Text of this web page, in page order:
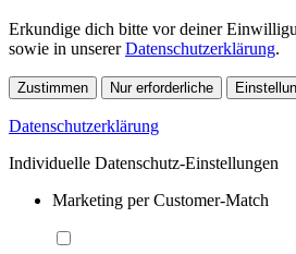
Erkundige dich bitte vor deiner
sowie in unsererDatenschutzerklärung.
Zustimmen Nur erforderliche
Datenschutzerklärung
Individuelle Datenschutz-Einstellungen
Marketing per Customer-Match